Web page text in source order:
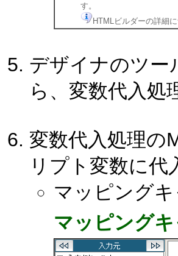
す。
HTMLビルダーの詳細
デザイナのツー
ら、変数代入処
変数代入処理の
リプト変数に代
マッピング
マッピング